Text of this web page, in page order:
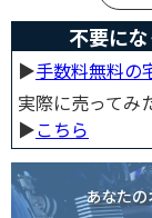
不要に
▶︎手数料無料の
実際に売ってみ
▶︎こちら
あなた